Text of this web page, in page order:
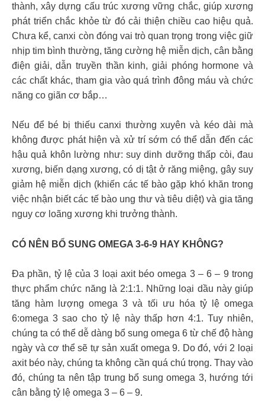
thành, xây dựng cấu trúc xương vững chắc, giúp xương
phát triển chắc khỏe từ đó cải thiện chiều cao hiệu quả.
Chưa kể, canxi còn đóng vai trò quan trọng trong việc giữ
nhịp tim bình thường, tăng cường hệ miễn dịch, cân bằng
điện giải, dẫn truyền thần kinh, giải phóng hormone và
các chất khác, tham gia vào quá trình đông máu và chức
năng co giãn cơ bắp…
Nếu để bé bị thiếu canxi thường xuyên và kéo dài mà
không được phát hiện và xử trí sớm có thể dẫn đến các
hậu quả khôn lường như: suy dinh dưỡng thấp còi, đau
xương, biến dạng xương, có dị tật ở răng miệng, gây suy
giảm hệ miễn dịch (khiến các tế bào gặp khó khăn trong
việc nhận biết các tế bào ung thư và tiêu diệt) và gia tăng
nguy cơ loãng xương khi trưởng thành.
CÓ NÊN BỔ SUNG OMEGA 3-6-9 HAY KHÔNG?
Đa phần, tỷ lệ của 3 loại axit béo omega 3 – 6 – 9 trong
thực phẩm chức năng là 2:1:1. Những loại dầu này giúp
tăng hàm lượng omega 3 và tối ưu hóa tỷ lệ omega
6:omega 3 sao cho tỷ lệ này thấp hơn 4:1. Tuy nhiên,
chúng ta có thể dễ dàng bổ sung omega 6 từ chế độ hàng
ngày và cơ thể sẽ tự sản xuất omega 9. Do đó, với 2 loại
axit béo này, chúng ta không cần quá chú trọng. Thay vào
đó, chúng ta nên tập trung bổ sung omega 3, hướng tới
cân bằng tỷ lệ omega 3 – 6 – 9.